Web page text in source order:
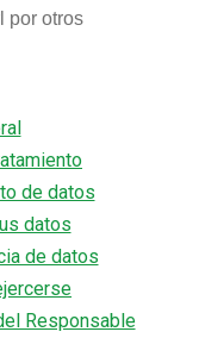
por otros
de datos
datos
de datos
Responsable